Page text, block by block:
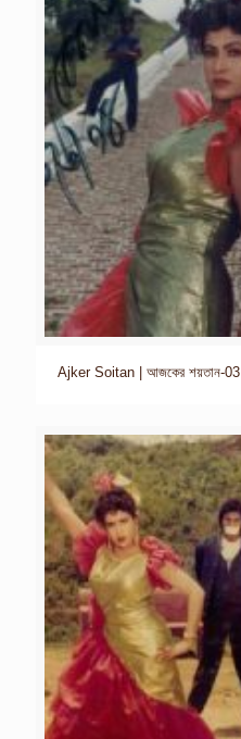
Ajker Soitan | আজকের শয়তান-03